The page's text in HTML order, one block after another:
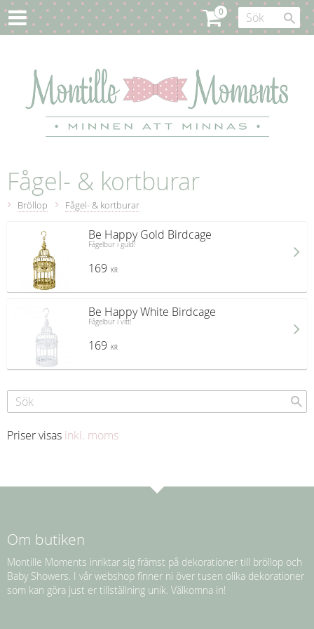
Fågel- & kortburar
Bröllop Fågel- & kortburar
Be Happy Gold Birdcage
Fågelbur i guld!
169 KR
Be Happy White Birdcage
Fågelbur i vitt!
169 KR
Priser visas inkl. moms
Om butiken
Montille Moments inriktar sig främst på dekorationer till bröllop och
Baby Showers. I vår webshop finner ni över tusen olika dekorationer
som kan göra just er tillställning unik. Välkomna in!